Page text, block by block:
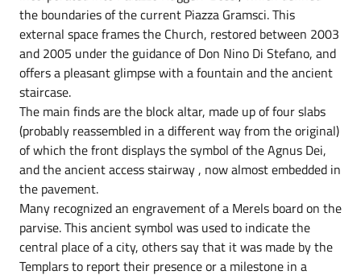
the boundaries of the current Piazza Gramsci. This
external space frames the Church, restored between 2003
and 2005 under the guidance of Don Nino Di Stefano, and
offers a pleasant glimpse with a fountain and the ancient
staircase.
The main finds are the block altar, made up of four slabs
(probably reassembled in a different way from the original)
of which the front displays the symbol of the Agnus Dei,
and the ancient access stairway , now almost embedded in
the pavement.
Many recognized an engravement of a Merels board on the
parvise. This ancient symbol was used to indicate the
central place of a city, others say that it was made by the
Templars to report their presence or a milestone in a